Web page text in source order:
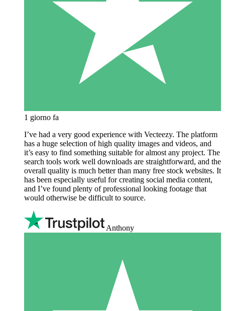
1 giorno fa
I’ve had a very good experience with Vecteezy. The platform
has a huge selection of high quality images and videos, and
it’s easy to find something suitable for almost any project. The
search tools work well downloads are straightforward, and the
overall quality is much better than many free stock websites. It
has been especially useful for creating social media content,
and I’ve found plenty of professional looking footage that
would otherwise be difficult to source.
Anthony